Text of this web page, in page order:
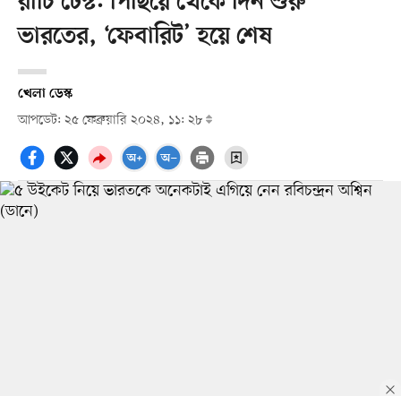
ভারতের, ‘ফেবারিট’ হয়ে শেষ
খেলা ডেস্ক
আপডেট: ২৫ ফেব্রুয়ারি ২০২৪, ১১: ২৮